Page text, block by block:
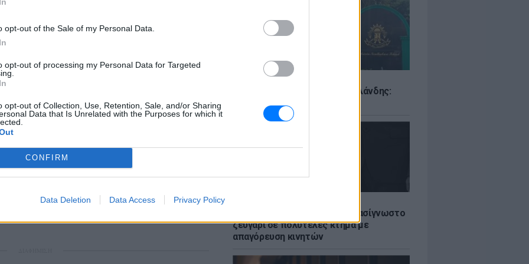
opt-out of the Sale of my Personal Data.
opt-out of processing my Personal Data for Targeted
opt-out of Collection, Use, Retention, Sale, and/or Sharing
Data that Is Unrelated with the Purposes for which it
CONFIRM
Data Deletion Data Access Privacy Policy
ΕΙΔΗΣΕΙΣ
Μακελειό σε σχολείο της Ταϊλάνδης:
Μαθητής άνοιξε πυρ
Μυστική γαμήλια γιορτή για πασίγνωστο
ζευγάρι σε πολυτελές κτήμα με
απαγόρευση κινητών
Για μένα είναι σημαντικό πώς αυτό
γνώμη και αν θα είναι αποδεκτό από τους
και για τους Έλληνες πολιτικούς και για
σημαντικό πως αυτό θα γίνει αποδεκτό
αλλά και πώς θα περάσει από τους
πρόσθεσε.
ζητά και την εκρίζωση του
της πΓΔΜ και επιδιώκει συνολική
θα ήθελαν μια εύκολη λύση, μία σαν
όνομα δηλαδή για διεθνή χρήση, αλλά στο
τους σχέσεις να συνεχίσουν ως